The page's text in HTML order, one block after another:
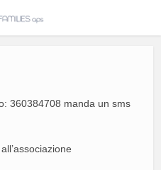
360384708 manda un sms